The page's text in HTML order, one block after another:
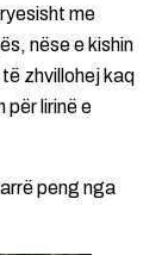
me
nëse e kishin
zhvillohej kaq
për lirinë e
peng nga